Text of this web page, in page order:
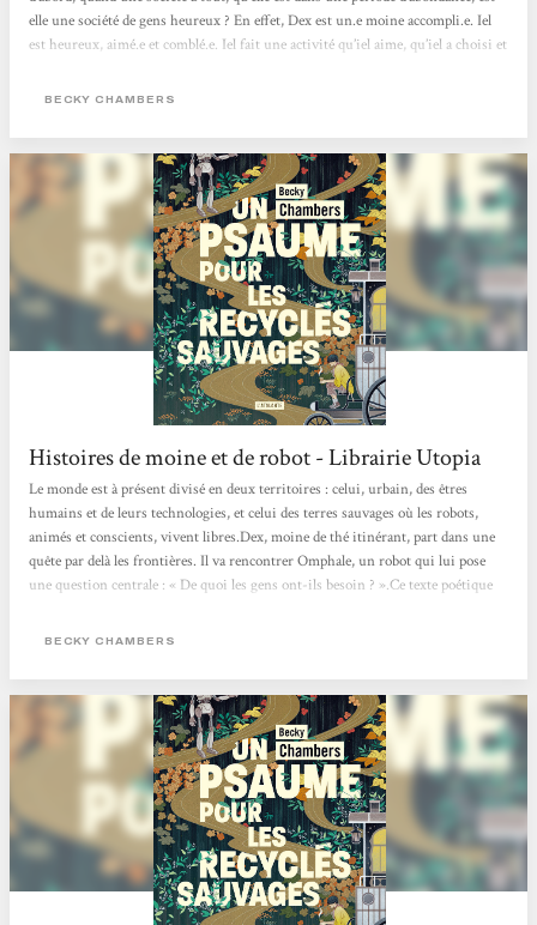
elle une société de gens heureux ? En effet, Dex est un.e moine accompli.e. Iel
est heureux, aimé.e et comblé.e. Iel fait une activité qu’iel aime, qu’iel a choisi et
monastère et d’écouter des chants de grillons.. En parlant avec Omphale, un
BECKY CHAMBERS
Histoires de moine et de robot - Librairie Utopia
Le monde est à présent divisé en deux territoires : celui, urbain, des êtres
humains et de leurs technologies, et celui des terres sauvages où les robots,
animés et conscients, vivent libres.Dex, moine de thé itinérant, part dans une
quête par delà les frontières. Il va rencontrer Omphale, un robot qui lui pose
une question centrale : « De quoi les gens ont-ils besoin ? ».Ce texte poétique
récit d’amitié et de quête de soi, qui imagine des relations apaisées entre
BECKY CHAMBERS